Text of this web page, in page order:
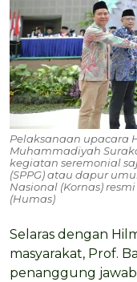
Pelaksanaan upacara
Muhammadiyah
kegiatan seremonial
(SPPG) atau dapur
Nasional (Kornas)
(Humas)
Selaras dengan
masyarakat, Prof.
penanggung